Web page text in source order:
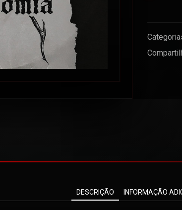
DESCRIÇÃO INFORMAÇÃO